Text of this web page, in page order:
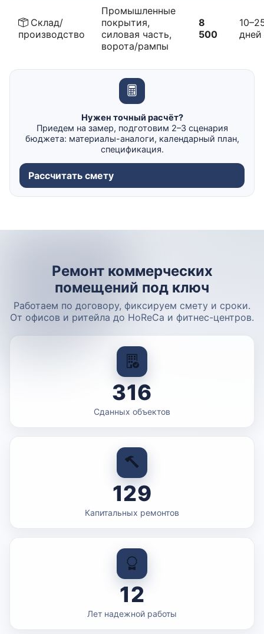
Склад/
производство
Промышленные
покрытия,
силовая часть,
ворота/рампы
8
500
дней
Нужен точный расчёт?
Приедем на замер, подготовим 2–3 сценария
бюджета: материалы-аналоги, календарный план,
спецификация.
Рассчитать смету
Ремонт коммерческих
помещений под ключ
Работаем по договору, фиксируем смету и сроки.
От офисов и ритейла до HoReCa и фитнес-центров.
316
Сданных объектов
129
Капитальных ремонтов
12
Лет надежной работы